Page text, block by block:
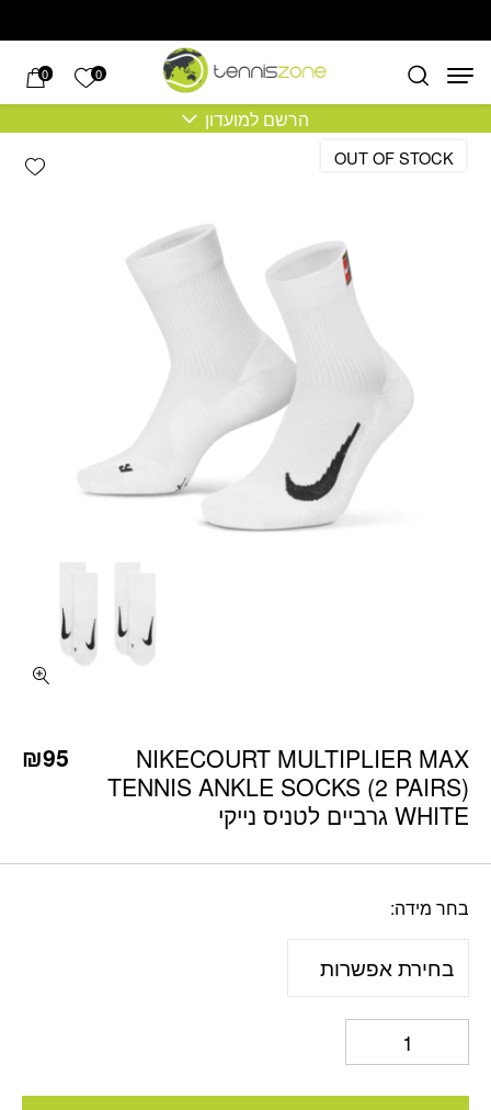
0 הרשימה
0
הרשם למועדון
NIKECOURT MULTIPLIER MAX
TENNIS ANKLE SOCKS (2 PAIRS)
WHITE גרביים לטניס נייקי
₪95
בחר מידה
OUT OF STOCK